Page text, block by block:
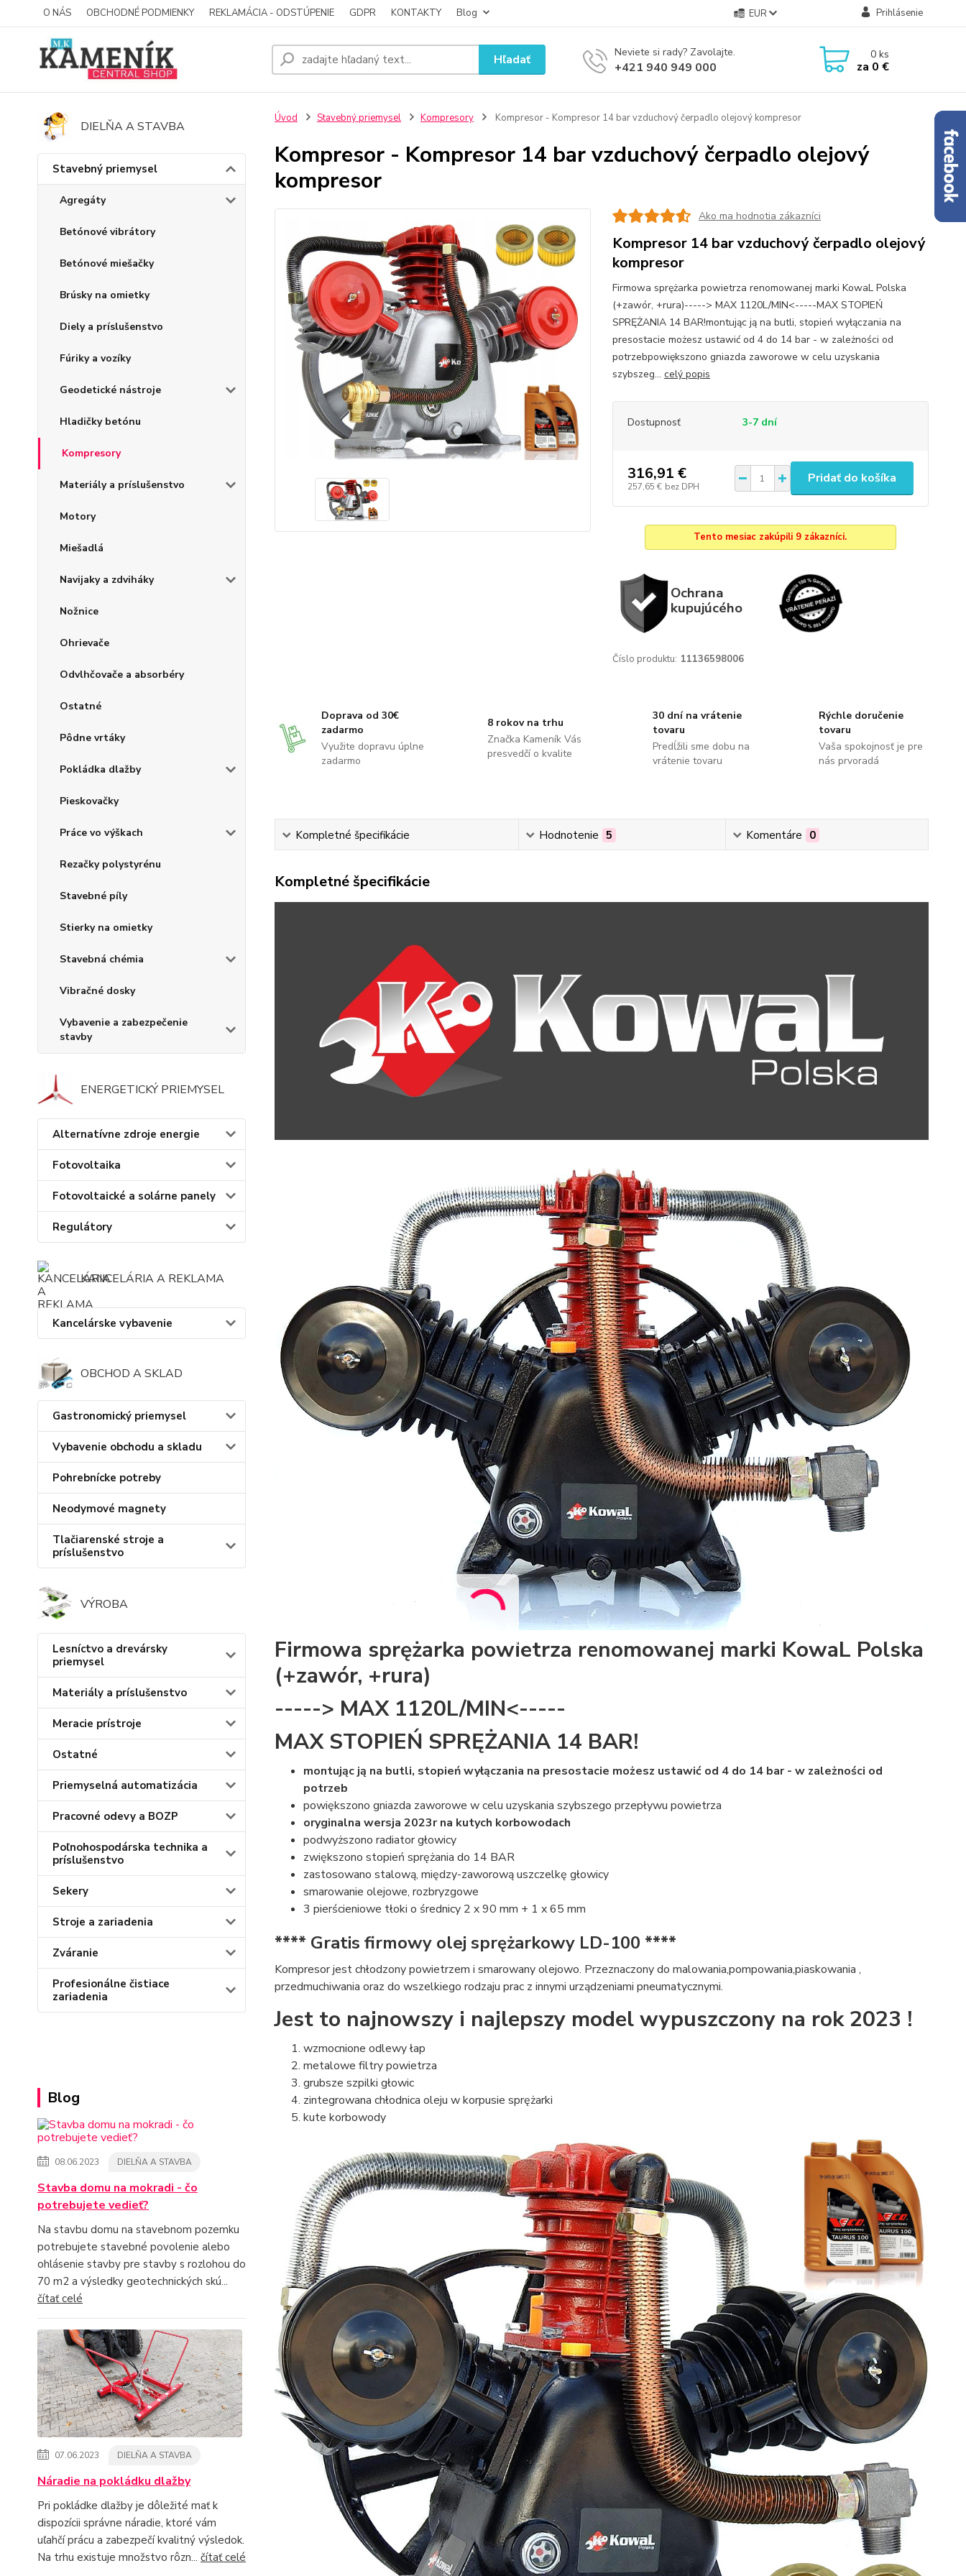
O NÁS OBCHODNÉ PODMIENKY REKLAMÁCIA - ODSTÚPENIE GDPR KONTAKTY Blog EUR Prihlásenie
Hľadať Neviete si rady? Zavolajte.
+421 940 949 000
0ks
za 0 €
DIELŇA A STAVBA
Stavebný priemysel
Agregáty
Betónové vibrátory
Betónové miešačky
Brúsky na omietky
Diely a príslušenstvo
Fúriky a vozíky
Geodetické nástroje
Hladičky betónu
Kompresory
Materiály a príslušenstvo
Motory
Miešadlá
Navijaky a zdviháky
Nožnice
Ohrievače
Odvlhčovače a absorbéry
Ostatné
Pôdne vrtáky
Pokládka dlažby
Pieskovačky
Práce vo výškach
Rezačky polystyrénu
Stavebné píly
Stierky na omietky
Stavebná chémia
Vibračné dosky
Vybavenie a zabezpečenie
stavby
ENERGETICKÝ PRIEMYSEL
Alternatívne zdroje energie
Fotovoltaika
Fotovoltaické a solárne panely
Regulátory
KANCELÁRIA A REKLAMA
Kancelárske vybavenie
OBCHOD A SKLAD
Gastronomický priemysel
Vybavenie obchodu a skladu
Pohrebnícke potreby
Neodymové magnety
Tlačiarenské stroje a
príslušenstvo
VÝROBA
Lesníctvo a drevársky
priemysel
Materiály a príslušenstvo
Meracie prístroje
Ostatné
Priemyselná automatizácia
Pracovné odevy a BOZP
Poľnohospodárska technika a
príslušenstvo
Sekery
Stroje a zariadenia
Zváranie
Profesionálne čistiace
zariadenia
Blog
08.06.2023 DIELŇA A STAVBA
Stavba domu na mokradi - čo
potrebujete vedieť?
Na stavbu domu na stavebnom pozemku
potrebujete stavebné povolenie alebo
ohlásenie stavby pre stavby s rozlohou do
70 m2 a výsledky geotechnických skú...
čítať celé
07.06.2023 DIELŇA A STAVBA
Náradie na pokládku dlažby
Pri pokládke dlažby je dôležité mať k
dispozícii správne náradie, ktoré vám
uľahčí prácu a zabezpečí kvalitný výsledok.
Na trhu existuje množstvo rôzn... čítať celé
Úvod Stavebný priemysel Kompresory Kompresor - Kompresor 14 bar vzduchový čerpadlo olejový kompresor
Kompresor - Kompresor 14 bar vzduchový čerpadlo olejový
kompresor
Ako ma hodnotia zákazníci
Kompresor 14 bar vzduchový čerpadlo olejový
kompresor
Firmowa sprężarka powietrza renomowanej marki KowaL Polska
(+zawór, +rura)-----> MAX 1120L/MIN<-----MAX STOPIEŃ
SPRĘŻANIA 14 BAR!montując ją na butli, stopień wyłączania na
presostacie możesz ustawić od 4 do 14 bar - w zależności od
potrzebpowiększono gniazda zaworowe w celu uzyskania
szybszeg... celý popis
Dostupnosť 3-7 dní
316,91 €
257,65 € bez DPH
Pridať do košíka
Tento mesiac zakúpili 9 zákazníci.
Ochrana
kupujúcého
Číslo produktu: 11136598006
Doprava od 30€
zadarmo
Využite dopravu úplne
zadarmo
8 rokov na trhu
Značka Kameník Vás
presvedčí o kvalite
30 dní na vrátenie
tovaru
Predĺžili sme dobu na
vrátenie tovaru
Rýchle doručenie
tovaru
Vaša spokojnosť je pre
nás prvoradá
Kompletné špecifikácie Hodnotenie 5 Komentáre 0
Kompletné špecifikácie
Firmowa sprężarka powietrza renomowanej marki KowaL Polska
(+zawór, +rura)
-----> MAX 1120L/MIN<-----
MAX STOPIEŃ SPRĘŻANIA 14 BAR!
montując ją na butli, stopień wyłączania na presostacie możesz ustawić od 4 do 14 bar - w zależności od
potrzeb
powiększono gniazda zaworowe w celu uzyskania szybszego przepływu powietrza
oryginalna wersja 2023r na kutych korbowodach
podwyższono radiator głowicy
zwiększono stopień sprężania do 14 BAR
zastosowano stalową, między-zaworową uszczelkę głowicy
smarowanie olejowe, rozbryzgowe
3 pierścieniowe tłoki o średnicy 2 x 90 mm + 1 x 65 mm
**** Gratis firmowy olej sprężarkowy LD-100 ****
Kompresor jest chłodzony powietrzem i smarowany olejowo. Przeznaczony do malowania,pompowania,piaskowania ,
przedmuchiwania oraz do wszelkiego rodzaju prac z innymi urządzeniami pneumatycznymi.
Jest to najnowszy i najlepszy model wypuszczony na rok 2023 !
wzmocnione odlewy łap
metalowe filtry powietrza
grubsze szpilki głowic
zintegrowana chłodnica oleju w korpusie sprężarki
kute korbowody